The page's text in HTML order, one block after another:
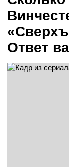
Ответ